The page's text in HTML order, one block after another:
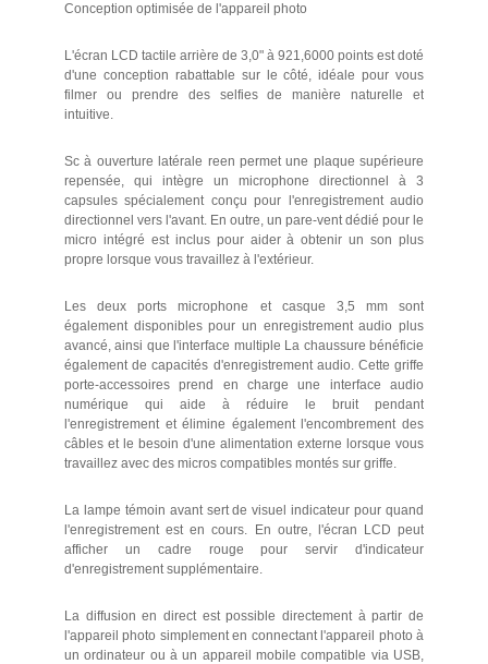
Conception optimisée de l'appareil photo
L'écran LCD tactile arrière de 3,0" à 921,6000 points est doté
d'une conception rabattable sur le côté, idéale pour vous
filmer ou prendre des selfies de manière naturelle et
intuitive.
Sc à ouverture latérale reen permet une plaque supérieure
repensée, qui intègre un microphone directionnel à 3
capsules spécialement conçu pour l'enregistrement audio
directionnel vers l'avant. En outre, un pare-vent dédié pour le
micro intégré est inclus pour aider à obtenir un son plus
propre lorsque vous travaillez à l'extérieur.
Les deux ports microphone et casque 3,5 mm sont
également disponibles pour un enregistrement audio plus
avancé, ainsi que l'interface multiple La chaussure bénéficie
également de capacités d'enregistrement audio. Cette griffe
porte-accessoires prend en charge une interface audio
numérique qui aide à réduire le bruit pendant
l'enregistrement et élimine également l'encombrement des
câbles et le besoin d'une alimentation externe lorsque vous
travaillez avec des micros compatibles montés sur griffe.
La lampe témoin avant sert de visuel indicateur pour quand
l'enregistrement est en cours. En outre, l'écran LCD peut
afficher un cadre rouge pour servir d'indicateur
d'enregistrement supplémentaire.
La diffusion en direct est possible directement à partir de
l'appareil photo simplement en connectant l'appareil photo à
un ordinateur ou à un appareil mobile compatible via USB,